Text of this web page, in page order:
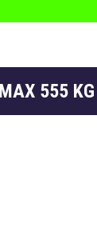
555 KG